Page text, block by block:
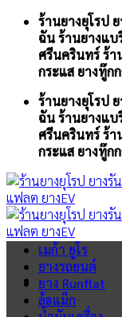
Skip
content
ร้านยางยุโรป
ฉัน ร้านยางแบ
ศรีนครินทร์ ร้า
กระแส ยางทู๊ก
ร้านยางยุโรป
ฉัน ร้านยางแบ
ศรีนครินทร์ ร้า
กระแส ยางทู๊ก
เมก้า ยูโร
ยางรถยนต์
ยาง Runflat
ล้อแม็ก